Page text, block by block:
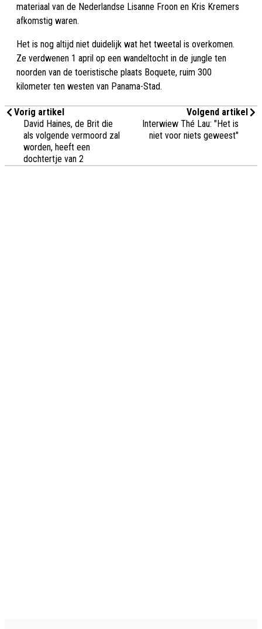
materiaal van de Nederlandse Lisanne Froon en Kris Kremers
afkomstig waren.
Het is nog altijd niet duidelijk wat het tweetal is overkomen.
Ze verdwenen 1 april op een wandeltocht in de jungle ten
noorden van de toeristische plaats Boquete, ruim 300
kilometer ten westen van Panama-Stad.
Vorig artikel
David Haines, de Brit die
als volgende vermoord zal
worden, heeft een
dochtertje van 2
Volgend artikel
Interwiew Thé Lau: "Het is
niet voor niets geweest"